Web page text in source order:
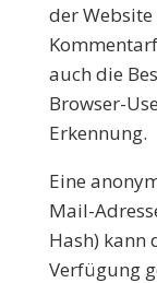
der
auch die
Browser-
Erkennung.
Eine
Mail-
Hash) kann
Verfügung